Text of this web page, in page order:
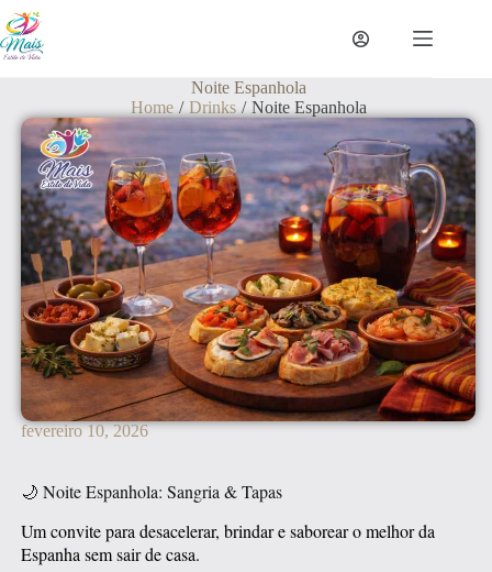
Noite Espanhola
Home / Drinks / Noite Espanhola
fevereiro 10, 2026
🌙 Noite Espanhola: Sangria & Tapas
Um convite para desacelerar, brindar e saborear o melhor da
Espanha sem sair de casa.